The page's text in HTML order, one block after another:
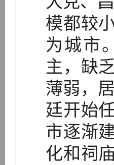
模都较
为城市
主，缺
薄弱，
廷开始
市逐渐
化和祠